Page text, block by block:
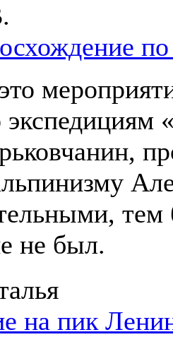
экспедициям
тем
не был.
на пик